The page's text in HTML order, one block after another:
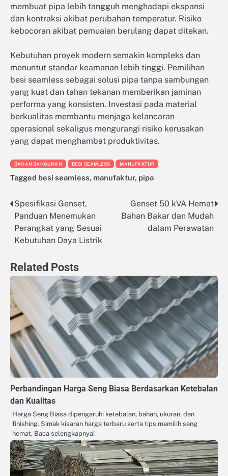
membuat pipa lebih tangguh menghadapi ekspansi
dan kontraksi akibat perubahan temperatur. Risiko
kebocoran akibat pemuaian berulang dapat ditekan.
Kebutuhan proyek modern semakin kompleks dan
menuntut standar keamanan lebih tinggi. Pemilihan
besi seamless sebagai solusi pipa tanpa sambungan
yang kuat dan tahan tekanan memberikan jaminan
performa yang konsisten. Investasi pada material
berkualitas membantu menjaga kelancaran
operasional sekaligus mengurangi risiko kerusakan
yang dapat menghambat produktivitas.
BAHAN BANGUNAN BESI SEAMLESS MANUFAKTUR
Tagged besi seamless, manufaktur, pipa
Post
navigation
Spesifikasi Genset,
Panduan Menemukan
Perangkat yang Sesuai
Kebutuhan Daya Listrik
Genset 50 kVA Hemat
Bahan Bakar dan Mudah
dalam Perawatan
Related Posts
Perbandingan Harga Seng Biasa Berdasarkan Ketebalan
dan Kualitas
Harga Seng Biasa dipengaruhi ketebalan, bahan, ukuran, dan
finishing. Simak kisaran harga terbaru serta tips memilih seng
hemat. Baca selengkapnya!